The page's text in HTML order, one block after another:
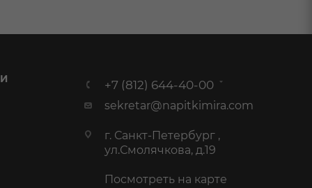
+7 (812) 644-40-00
sekretar@napitkimira.com
г. Санкт-Петербург ,
ул.Смолячкова, д.19
Посмотреть на карте